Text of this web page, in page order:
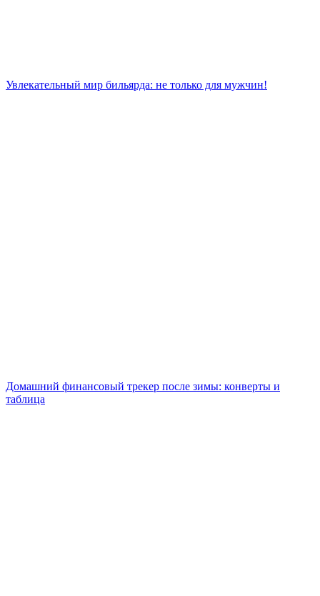
Увлекательный мир бильярда: не только для мужчин!
Домашний финансовый трекер после зимы: конверты и
таблица